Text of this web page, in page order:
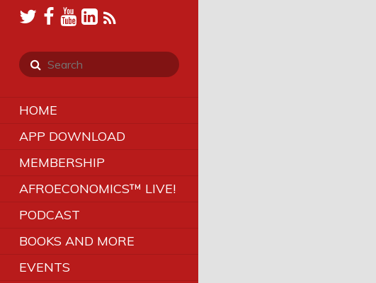
HOME
APP DOWNLOAD
MEMBERSHIP
AFROECONOMICS™ LIVE!
PODCAST
BOOKS AND MORE
EVENTS